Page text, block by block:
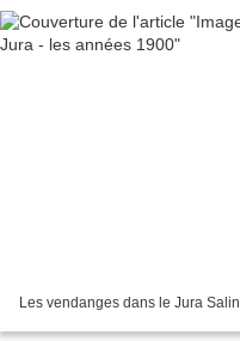
Les vendanges dans le Jura